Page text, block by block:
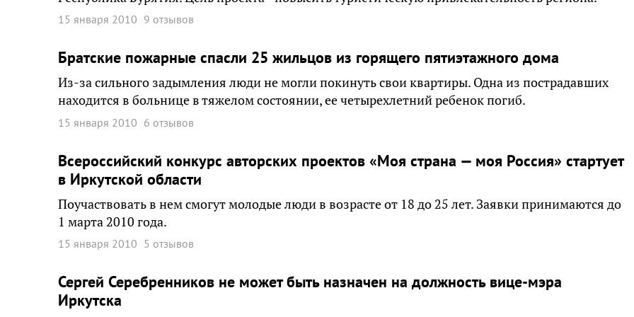
15 января 2010 9 отзывов
Братские пожарные спасли 25 жильцов из горящего пятиэтажного дома
Из-за сильного задымления люди не могли покинуть свои квартиры. Одна из пострадавших
находится в больнице в тяжелом состоянии, ее четырехлетний ребенок погиб.
15 января 2010 6 отзывов
Всероссийский конкурс авторских проектов «Моя страна — моя Россия» стартует
в Иркутской области
Поучаствовать в нем смогут молодые люди в возрасте от 18 до 25 лет. Заявки принимаются до
1 марта 2010 года.
15 января 2010 5 отзывов
Сергей Серебренников не может быть назначен на должность вице-мэра
Иркутска